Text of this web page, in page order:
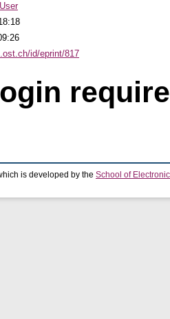
id/eprint/817
is developed by the School of